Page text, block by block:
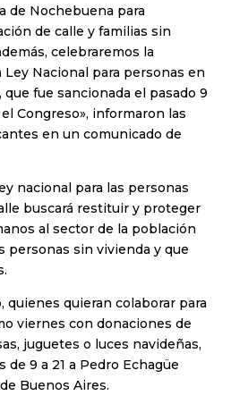
de Nochebuena para
de calle y familias sin
celebraremos la
Ley Nacional para personas en
fue sancionada el pasado 9
Congreso», informaron las
en un comunicado de
nacional para las personas
buscará restituir y proteger
al sector de la población
personas sin vivienda y que
quienes quieran colaborar para
viernes con donaciones de
juguetes o luces navideñas,
de 9 a 21 a Pedro Echagüe
Buenos Aires.